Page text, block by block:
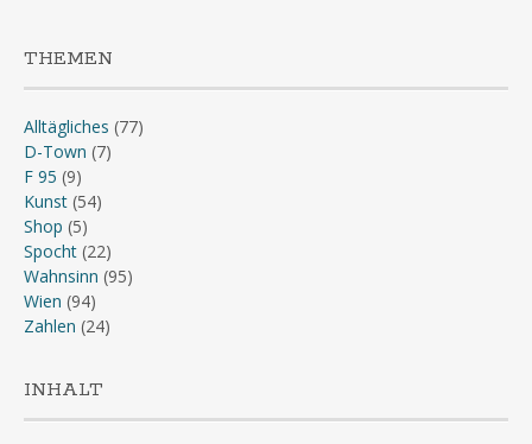
THEMEN
Alltägliches (77)
D-Town (7)
F 95 (9)
Kunst (54)
Shop (5)
Spocht (22)
Wahnsinn (95)
Wien (94)
Zahlen (24)
INHALT